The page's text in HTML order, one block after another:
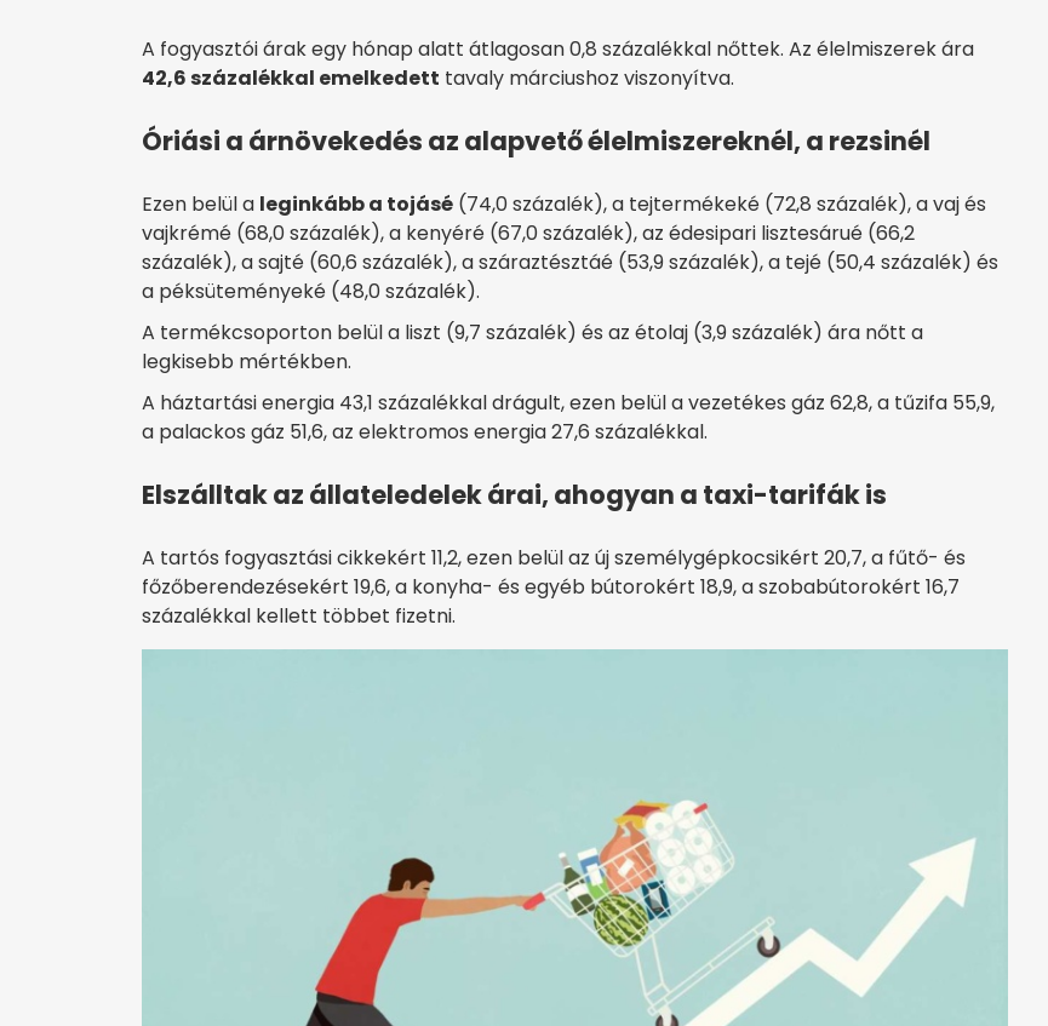
A fogyasztói árak egy hónap alatt átlagosan 0,8 százalékkal nőttek. Az élelmiszerek ára
42,6 százalékkal emelkedett tavaly márciushoz viszonyítva.
Óriási a árnövekedés az alapvető élelmiszereknél, a rezsinél
Ezen belül a leginkább a tojásé (74,0 százalék), a tejtermékeké (72,8 százalék), a vaj és
vajkrémé (68,0 százalék), a kenyéré (67,0 százalék), az édesipari lisztesárué (66,2
százalék), a sajté (60,6 százalék), a száraztésztáé (53,9 százalék), a tejé (50,4 százalék) és
a péksüteményeké (48,0 százalék).
A termékcsoporton belül a liszt (9,7 százalék) és az étolaj (3,9 százalék) ára nőtt a
legkisebb mértékben.
A háztartási energia 43,1 százalékkal drágult, ezen belül a vezetékes gáz 62,8, a tűzifa 55,9,
a palackos gáz 51,6, az elektromos energia 27,6 százalékkal.
Elszálltak az állateledelek árai, ahogyan a taxi-tarifák is
A tartós fogyasztási cikkekért 11,2, ezen belül az új személygépkocsikért 20,7, a fűtő- és
főzőberendezésekért 19,6, a konyha- és egyéb bútorokért 18,9, a szobabútorokért 16,7
százalékkal kellett többet fizetni.